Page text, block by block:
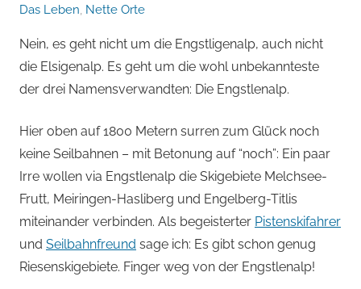
von
Andi
Jacomet
Das Leben, Nette Orte
Nein, es geht nicht um die Engstligenalp, auch nicht
die Elsigenalp. Es geht um die wohl unbekannteste
der drei Namensverwandten: Die Engstlenalp.
Hier oben auf 1800 Metern surren zum Glück noch
keine Seilbahnen – mit Betonung auf “noch”: Ein paar
Irre wollen via Engstlenalp die Skigebiete Melchsee-
Frutt, Meiringen-Hasliberg und Engelberg-Titlis
miteinander verbinden. Als begeisterter Pistenskifahrer
und Seilbahnfreund sage ich: Es gibt schon genug
Riesenskigebiete. Finger weg von der Engstlenalp!